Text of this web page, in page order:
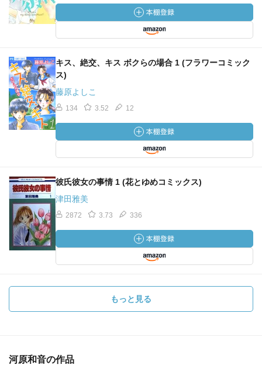
キス、絶交、キス ボクらの場合 1 (フラワーコミック
ス)
藤原よしこ
134 3.52 12
彼氏彼女の事情 1 (花とゆめコミックス)
津田雅美
2872 3.73 336
もっと見る
河原和音の作品